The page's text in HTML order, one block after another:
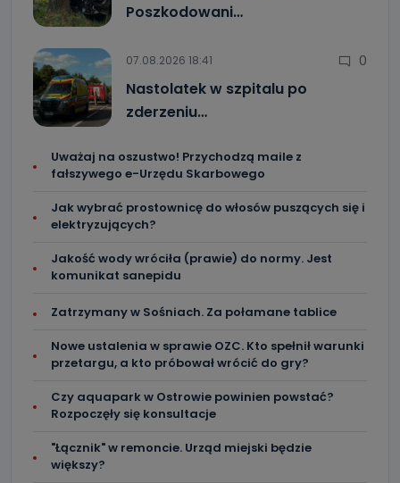
Poszkodowani…
07.08.2026 18:41 0
Nastolatek w szpitalu po
zderzeniu…
Uważaj na oszustwo! Przychodzą maile z
fałszywego e-Urzędu Skarbowego
Jak wybrać prostownicę do włosów puszących się i
elektryzujących?
Jakość wody wróciła (prawie) do normy. Jest
komunikat sanepidu
Zatrzymany w Sośniach. Za połamane tablice
Nowe ustalenia w sprawie OZC. Kto spełnił warunki
przetargu, a kto próbował wrócić do gry?
Czy aquapark w Ostrowie powinien powstać?
Rozpoczęły się konsultacje
"Łącznik" w remoncie. Urząd miejski będzie
większy?